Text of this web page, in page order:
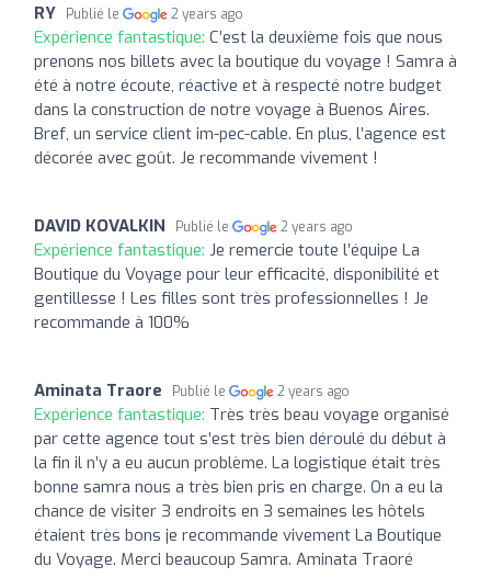
RY Publié le 2 years ago
Expérience fantastique: C’est la deuxième fois que nous
prenons nos billets avec la boutique du voyage ! Samra à
été à notre écoute, réactive et à respecté notre budget
dans la construction de notre voyage à Buenos Aires.
Bref, un service client im-pec-cable. En plus, l’agence est
décorée avec goût. Je recommande vivement !
DAVID KOVALKIN Publié le 2 years ago
Expérience fantastique: Je remercie toute l’équipe La
Boutique du Voyage pour leur efficacité, disponibilité et
gentillesse ! Les filles sont très professionnelles ! Je
recommande à 100%
Aminata Traore Publié le 2 years ago
Expérience fantastique: Très très beau voyage organisé
par cette agence tout s’est très bien déroulé du début à
la fin il n’y a eu aucun problème. La logistique était très
bonne samra nous a très bien pris en charge. On a eu la
chance de visiter 3 endroits en 3 semaines les hôtels
étaient très bons je recommande vivement La Boutique
du Voyage. Merci beaucoup Samra. Aminata Traoré